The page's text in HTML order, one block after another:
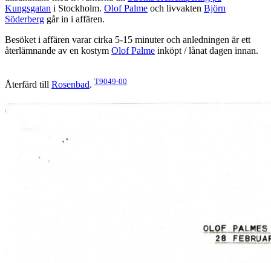
Kungsgatan i Stockholm. Olof Palme och livvakten Björn
Söderberg går in i affären.
Besöket i affären varar cirka 5-15 minuter och anledningen är ett
återlämnande av en kostym Olof Palme inköpt / lånat dagen innan.
Återfärd till Rosenbad. T9049-00